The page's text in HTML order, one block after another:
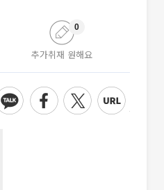
추가취재 원해요
0